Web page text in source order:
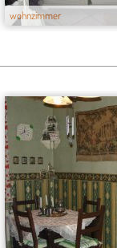
wohnzimmer